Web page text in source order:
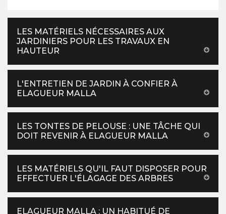
LES MATÉRIELS NÉCESSAIRES AUX
JARDINIERS POUR LES TRAVAUX EN
HAUTEUR
L'ENTRETIEN DE JARDIN À CONFIER À
ELAGUEUR MALLA
LES TONTES DE PELOUSE : UNE TÂCHE QUI
DOIT REVENIR À ELAGUEUR MALLA
LES MATÉRIELS QU'IL FAUT DISPOSER POUR
EFFECTUER L'ÉLAGAGE DES ARBRES
ELAGUEUR MALLA : UN HABITUÉ DE